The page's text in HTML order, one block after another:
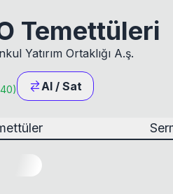
Temettüleri
Yatırım Ortaklığı A.ş.
) Al / Sat